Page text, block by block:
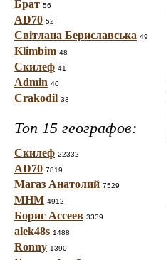
Брат 56
AD70 52
Світлана Бериславська 49
Klimbim 48
Скилеф 41
Admin 40
Crakodil 33
Топ 15 географов:
Скилеф 22332
AD70 7819
Магаз Анатолий 7529
МНМ 4912
Борис Ассеев 3339
alek48s 1488
Ronny 1390